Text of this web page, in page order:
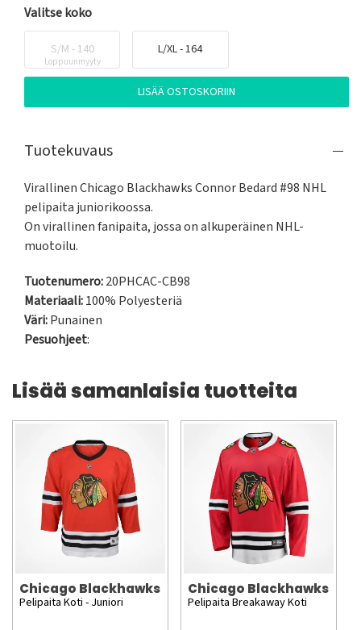
Valitse koko
S/M - 140
Loppuunmyyty
L/XL - 164
LISÄÄ OSTOSKORIIN
Tuotekuvaus
Virallinen Chicago Blackhawks Connor Bedard #98 NHL
pelipaita juniorikoossa.
On virallinen fanipaita, jossa on alkuperäinen NHL-
muotoilu.
Tuotenumero:20PHCAC-CB98
Materiaali:100% Polyesteriä
Väri:Punainen
Pesuohjeet:
Lisää samanlaisia tuotteita
Chicago Blackhawks
Pelipaita Koti - Juniori
Chicago Blackhawks
Pelipaita Breakaway Koti